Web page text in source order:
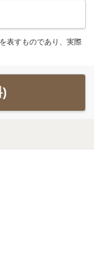
表すものであり、実際